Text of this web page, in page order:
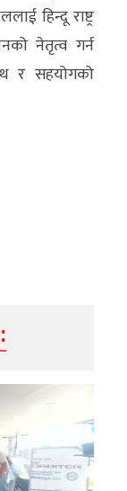
हिन्दू राष्ट्र
नेतृत्व गर्न
र सहयोगको